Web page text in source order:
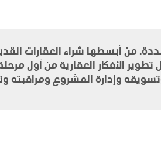
من أبسطها شراء العقارات
الأفكار العقارية من أول
وإدارة المشروع ومراقبته